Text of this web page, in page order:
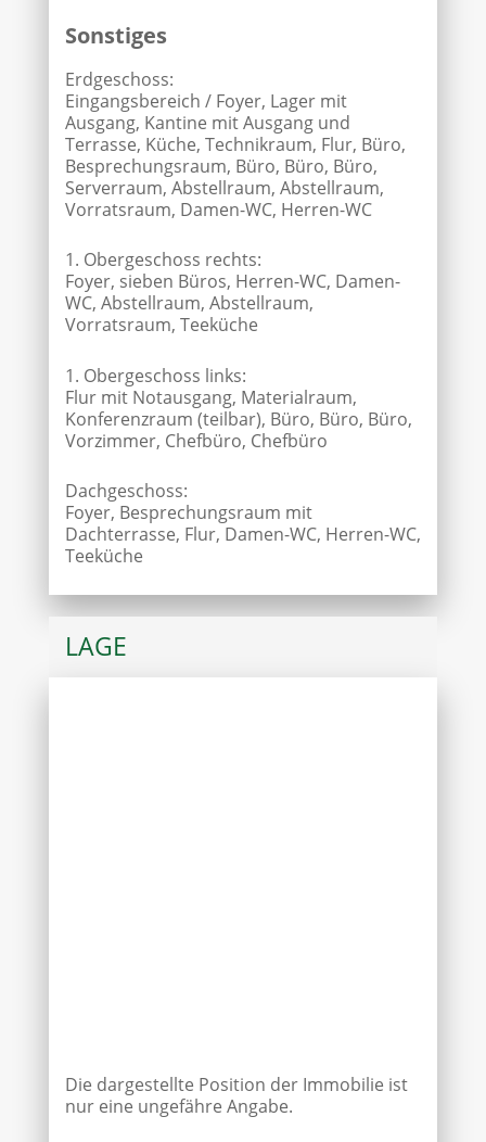
Sonstiges
Erdgeschoss:
Eingangsbereich / Foyer, Lager mit
Ausgang, Kantine mit Ausgang und
Terrasse, Küche, Technikraum, Flur, Büro,
Besprechungsraum, Büro, Büro, Büro,
Serverraum, Abstellraum, Abstellraum,
Vorratsraum, Damen-WC, Herren-WC
1. Obergeschoss rechts:
Foyer, sieben Büros, Herren-WC, Damen-
WC, Abstellraum, Abstellraum,
Vorratsraum, Teeküche
1. Obergeschoss links:
Flur mit Notausgang, Materialraum,
Konferenzraum (teilbar), Büro, Büro, Büro,
Vorzimmer, Chefbüro, Chefbüro
Dachgeschoss:
Foyer, Besprechungsraum mit
Dachterrasse, Flur, Damen-WC, Herren-WC,
Teeküche
LAGE
Die dargestellte Position der Immobilie ist
nur eine ungefähre Angabe.